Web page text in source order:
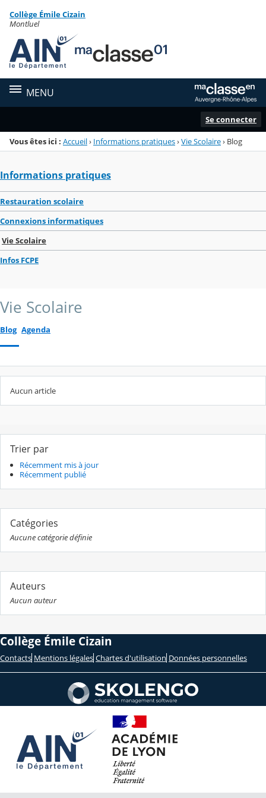
Menu de la rubrique
Contenu
Collège Émile Cizain
Montluel
MENU
Se connecter
Vous êtes ici : Accueil› Informations pratiques›Vie Scolaire› Blog
Informations pratiques
Restauration scolaire
Connexions informatiques
Vie Scolaire
Infos FCPE
Vie Scolaire
Blog Agenda
Aucun article
Trier par
Récemment mis à jour
Récemment publié
Catégories
Aucune catégorie définie
Auteurs
Aucun auteur
Collège Émile Cizain
Contacts Mentions légales Chartes d'utilisation Données personnelles